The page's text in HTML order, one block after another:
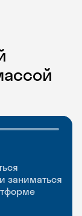
заниматься
где